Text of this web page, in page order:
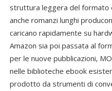
struttura leggera del
anche romanzi lunghi
caricano rapidamente su
Amazon sia poi passata al
per le nuove pubblicazioni,
nelle biblioteche ebook
prodotto da strumenti di